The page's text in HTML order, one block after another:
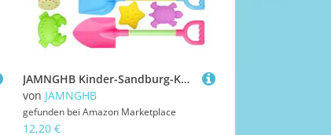
JAMNGHB Kinder-Sandburg-Konstruktion mit 13 sicheren Werkzeugen zum Graben, Formen und Bauen von runden Schlössern, Sandeimer
von JAMNGHB
gefunden bei Amazon Marketplace
12,20 €